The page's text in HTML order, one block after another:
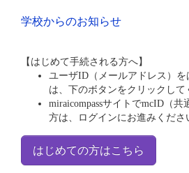
学校からのお知らせ
【はじめて手続される方へ】
ユーザID（メールアドレス）
は、下のボタンをクリックして
miraicompassサイトでmcID（
方は、ログインにお進みくださ
はじめての方はこちら